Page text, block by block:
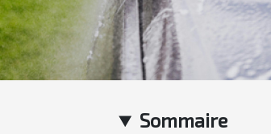
Sommaire